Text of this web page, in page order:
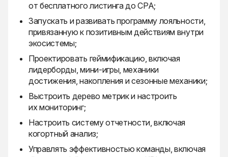
от бесплатного листинга до CPA;
Запускать и развивать программу лояльности,
привязанную к позитивным действиям внутри
экосистемы;
Проектировать геймификацию, включая
лидерборды, мини-игры, механики
достижения, накопления и сезонные механики;
Выстроить дерево метрик и настроить
их мониторинг;
Настроить систему отчетности, включая
когортный анализ;
Управлять эффективностью команды, включая